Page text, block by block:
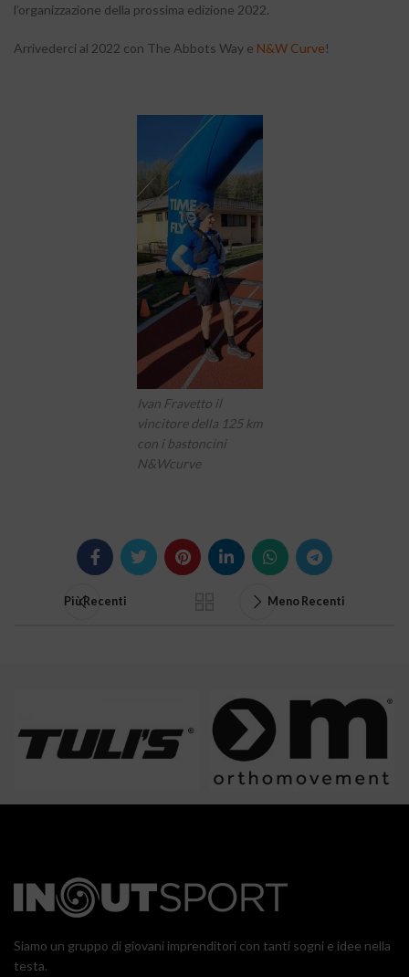
l’organizzazione della prossima edizione 2022.
Arrivederci al 2022 con The Abbots Way e N&W Curve!
Ivan Fravetto il
vincitore della 125 km
con i bastoncini
N&Wcurve
Più Recenti Meno Recenti
Siamo un gruppo di giovani imprenditori con tanti sogni e idee nella
testa.